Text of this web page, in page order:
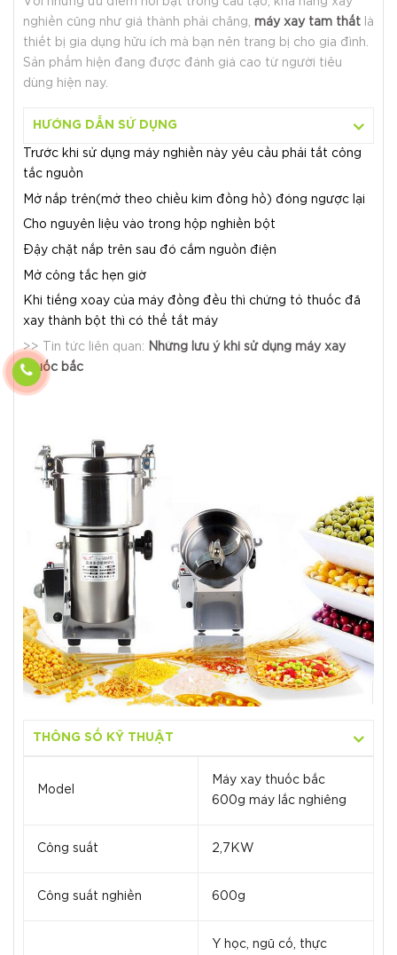
nghiền cũng như giá thành phải chăng, máy xay tam thất là
thiết bị gia dụng hữu ích mà bạn nên trang bị cho gia đình.
Sản phẩm hiện đang được đánh giá cao từ người tiêu
dùng hiện nay.
HƯỚNG DẪN SỬ DỤNG
Trước khi sử dụng máy nghiền này yêu cầu phải tắt công
tắc nguồn
Mở nắp trên(mở theo chiều kim đồng hồ) đóng ngược lại
Cho nguyên liệu vào trong hộp nghiền bột
Đậy chặt nắp trên sau đó cắm nguồn điện
Mở công tắc hẹn giờ
Khi tiếng xoay của máy đồng đều thì chứng tỏ thuốc đã
xay thành bột thì có thể tắt máy
>> Tin tức liên quan:
Những lưu ý khi sử dụng máy xay
thuốc bắc
THÔNG SỐ KỸ THUẬT
Model
Máy xay thuốc bắc
600g máy lắc nghiêng
Công suất 2,7KW
Công suất nghiền 600g
Y học, ngũ cố, thực